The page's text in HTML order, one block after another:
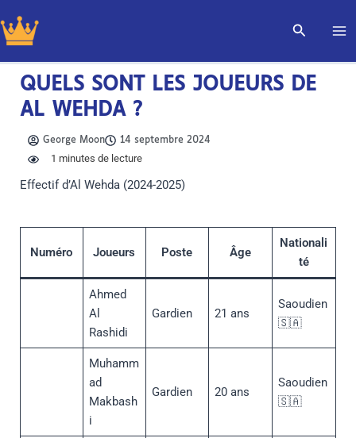
au
contenu
QUELS SONT LES JOUEURS DE
AL WEHDA ?
George Moon 14 septembre 2024
1 minutes de lecture
Effectif d’Al Wehda (2024-2025)
Numéro Joueurs Poste Âge
Nationali
té
Ahmed
Al
Rashidi
Gardien 21 ans
Saoudien
🇸🇦
Muhamm
ad
Makbash
i
Gardien 20 ans
Saoudien
🇸🇦